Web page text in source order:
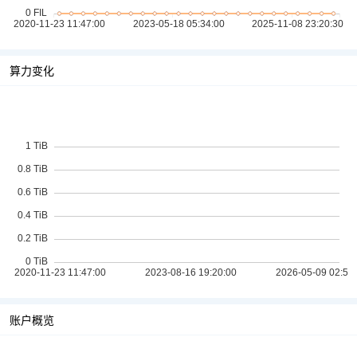
算力变化
账户概览